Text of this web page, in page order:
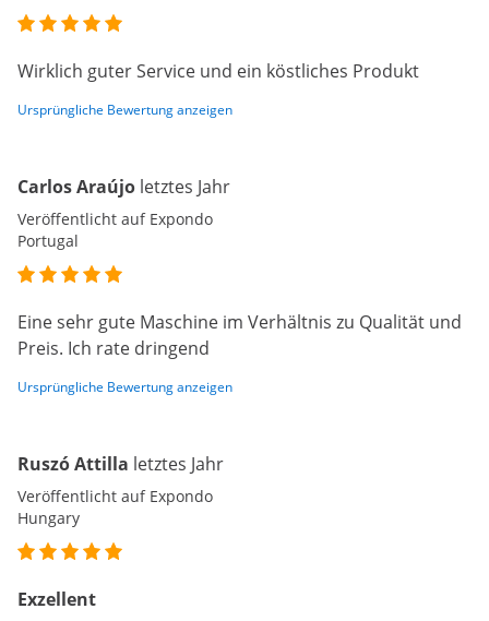
Wirklich guter Service und ein köstliches Produkt
Ursprüngliche Bewertung anzeigen
Carlos Araújo letztes Jahr
Veröffentlicht auf Expondo
Portugal
Eine sehr gute Maschine im Verhältnis zu Qualität und
Preis. Ich rate dringend
Ursprüngliche Bewertung anzeigen
Ruszó Attilla letztes Jahr
Veröffentlicht auf Expondo
Hungary
Exzellent